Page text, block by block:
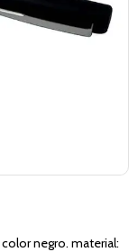
negro. material: